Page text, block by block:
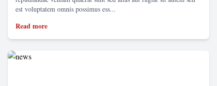
est voluptatem omnis possimus ess...
Read more